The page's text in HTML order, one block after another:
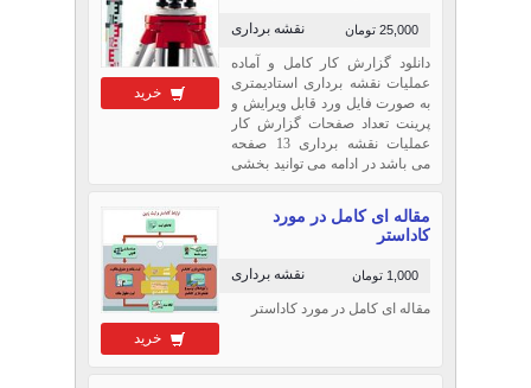
خرید
نقشه برداری 25,000 تومان
دانلود گزارش کار کامل و آماده
عملیات نقشه برداری استادیمتری
به صورت فایل ورد قابل ویرایش و
پرینت تعداد صفحات گزارش کار
عملیات نقشه برداری 13 صفحه
می باشد در ادامه می توانید بخشی
مشاهده نمائید.
خرید
مقاله ای کامل در مورد
کاداستر
نقشه برداری 1,000 تومان
مقاله ای کامل در مورد کاداستر